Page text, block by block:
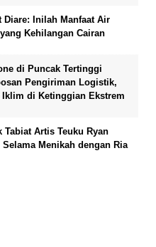
Diare: Inilah Manfaat Air
Kehilangan Cairan
di Puncak Tertinggi
Pengiriman Logistik,
Iklim di Ketinggian Ekstrem
Tabiat Artis Teuku Ryan
Menikah dengan Ria